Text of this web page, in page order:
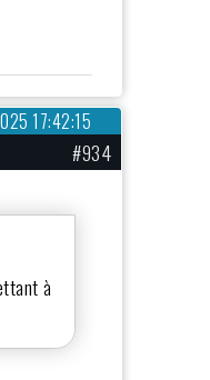
17:42:15
#934
à